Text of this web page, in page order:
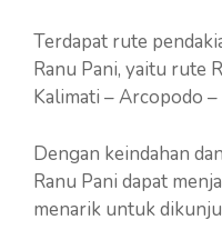
Terdapat rute
Ranu Pani, yaitu rute
Kalimati – Arcopodo –
Dengan keindahan
Ranu Pani dapat
menarik untuk